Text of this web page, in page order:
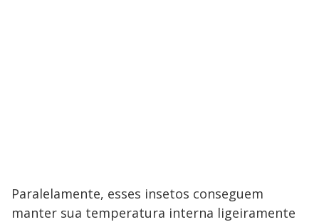
Paralelamente, esses insetos conseguem
manter sua temperatura interna ligeiramente